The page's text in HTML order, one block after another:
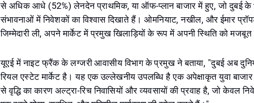
से अधिक आधे (52%) लेनदेन प्राथमिक, या ऑफ-प्लान बाजार में हुए, जो दुबई के
संभावनाओं में निवेशकों का विश्वास दिखाते हैं। ओमनियाट, नखील, और ईमार
जिम्मेदारी ली, अपने मार्केट में प्रमुख खिलाड़ियों के रूप में अपनी स्थिति को मजबूत
यूएई में नाइट फ्रैंक के लग्जरी आवासीय विभाग के प्रमुख ने बताया, "दुबई अब
रियल एस्टेट मार्केट है। यह एक उल्लेखनीय उपलब्धि है एक अपेक्षाकृत युवा
से वृद्धि का कारण अल्ट्रा-रिच निवासियों और व्यवसायों की प्रवाह है, जो केवल